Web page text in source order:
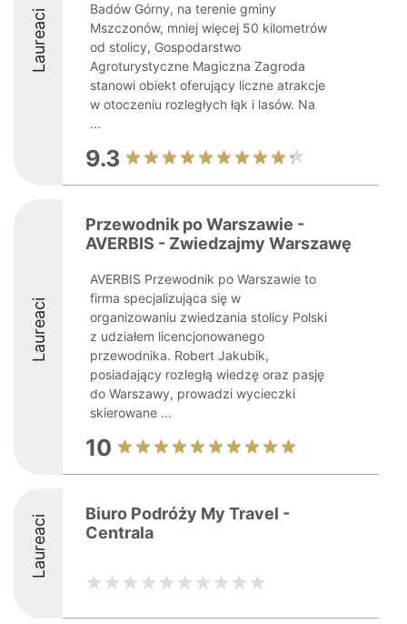
Laureaci
Badów Górny, na terenie gminy
Mszczonów, mniej więcej 50 kilometrów
od stolicy, Gospodarstwo
Agroturystyczne Magiczna Zagroda
stanowi obiekt oferujący liczne atrakcje
w otoczeniu rozległych łąk i lasów. Na
...
9.3
Laureaci
Przewodnik po Warszawie -
AVERBIS - Zwiedzajmy Warszawę
AVERBIS Przewodnik po Warszawie to
firma specjalizująca się w
organizowaniu zwiedzania stolicy Polski
z udziałem licencjonowanego
przewodnika. Robert Jakubik,
posiadający rozległą wiedzę oraz pasję
do Warszawy, prowadzi wycieczki
skierowane ...
10
Laureaci
Biuro Podróży My Travel -
Centrala